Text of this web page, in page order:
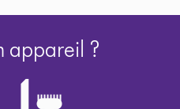
appareil ?